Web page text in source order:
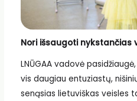
Nori išsaugoti nykstančias
LNŪGAA vadovė
vis daugiau entuziastų,
senąsias lietuviškas veisles